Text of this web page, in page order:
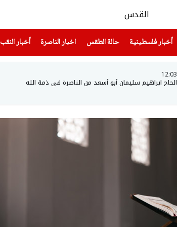
أخبار فلسطينية(current) حالة الطقس اخبار الناصرة
(current) أخبار النقب
12:03
الحاج ابراهيم سليمان أبو أسعد من الناصرة في ذمة الله